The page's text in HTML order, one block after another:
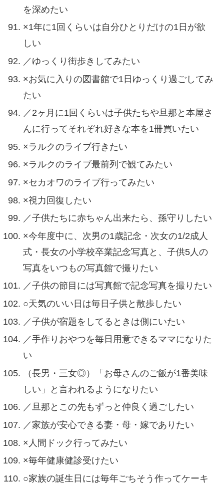
を深めたい
×1年に1回くらいは自分ひとりだけの1日が欲
しい
／ゆっくり街歩きしてみたい
×お気に入りの図書館で1日ゆっくり過ごしてみ
たい
／2ヶ月に1回くらいは子供たちや旦那と本屋さ
んに行ってそれぞれ好きな本を1冊買いたい
×ラルクのライブ行きたい
×ラルクのライブ最前列で観てみたい
×セカオワのライブ行ってみたい
×視力回復したい
／子供たちに赤ちゃん出来たら、孫守りしたい
×今年度中に、次男の1歳記念・次女の1/2成人
式・長女の小学校卒業記念写真と、子供5人の
写真をいつもの写真館で撮りたい
／子供の節目には写真館で記念写真を撮りたい
○天気のいい日は毎日子供と散歩したい
／子供が宿題をしてるときは側にいたい
／手作りおやつを毎日用意できるママになりた
い
（長男・三女◎）「お母さんのご飯が1番美味
しい」と言われるようになりたい
／旦那とこの先もずっと仲良く過ごしたい
／家族が安心できる妻・母・嫁でありたい
×人間ドック行ってみたい
×毎年健康健診受けたい
○家族の誕生日には毎年ごちそう作ってケーキ